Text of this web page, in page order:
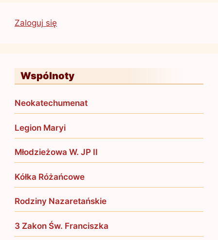
Zaloguj się
Wspólnoty
Neokatechumenat
Legion Maryi
Młodzieżowa W. JP II
Kółka Różańcowe
Rodziny Nazaretańskie
3 Zakon Św. Franciszka